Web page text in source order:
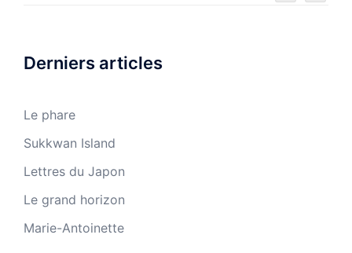
Derniers articles
Le phare
Sukkwan Island
Lettres du Japon
Le grand horizon
Marie-Antoinette